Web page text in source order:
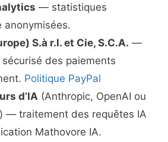
— statistiques
anonymisées.
S.à r.l. et Cie, S.C.A. —
des paiements
Politique PayPal
d’IA (Anthropic, OpenAI ou
— traitement des requêtes IA
Mathovore IA.